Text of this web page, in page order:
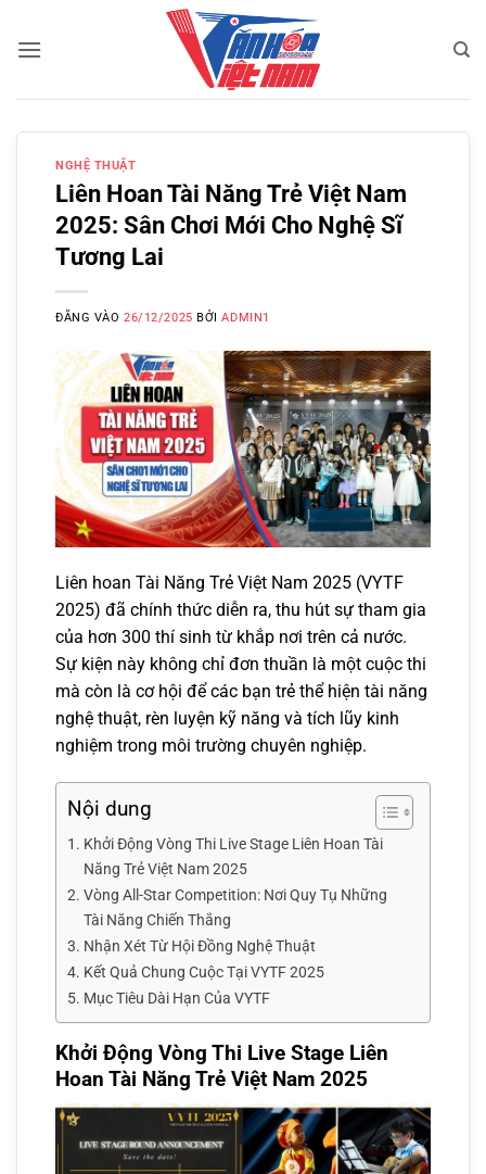
qua
dung
NGHỆ THUẬT
Liên Hoan Tài Năng Trẻ Việt Nam
2025: Sân Chơi Mới Cho Nghệ Sĩ
Tương Lai
ĐĂNG VÀO26/12/2025 BỞIADMIN1
Liên hoan Tài Năng Trẻ Việt Nam 2025 (VYTF
2025) đã chính thức diễn ra, thu hút sự tham gia
của hơn 300 thí sinh từ khắp nơi trên cả nước.
Sự kiện này không chỉ đơn thuần là một cuộc thi
mà còn là cơ hội để các bạn trẻ thể hiện tài năng
nghệ thuật, rèn luyện kỹ năng và tích lũy kinh
nghiệm trong môi trường chuyên nghiệp.
Nội dung
Khởi Động Vòng Thi Live Stage Liên Hoan Tài
Năng Trẻ Việt Nam 2025
Vòng All-Star Competition: Nơi Quy Tụ Những
Tài Năng Chiến Thắng
Nhận Xét Từ Hội Đồng Nghệ Thuật
Kết Quả Chung Cuộc Tại VYTF 2025
Mục Tiêu Dài Hạn Của VYTF
Khởi Động Vòng Thi Live Stage Liên
Hoan Tài Năng Trẻ Việt Nam 2025